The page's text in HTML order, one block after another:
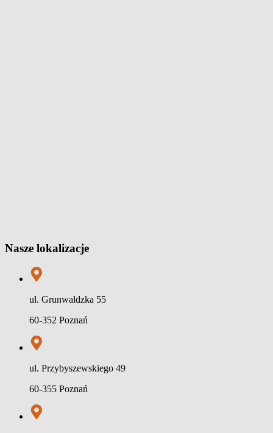
Nasze lokalizacje
ul. Grunwaldzka 55
60-352 Poznań
ul. Przybyszewskiego 49
60-355 Poznań